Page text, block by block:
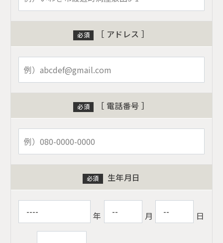
必須 ［ アドレス ］
必須 ［ 電話番号 ］
必須 生年月日
年 月 日